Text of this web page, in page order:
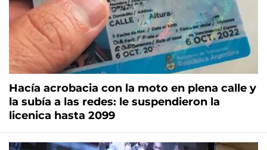
Hacía acrobacia con la moto en plena calle y
la subía a las redes: le suspendieron la
licenica hasta 2099